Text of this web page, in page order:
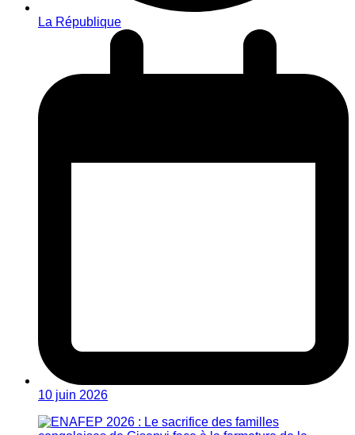
La République
10 juin 2026